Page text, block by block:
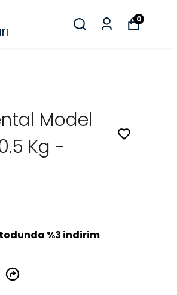
0
Model
Kg -
%3 indirim